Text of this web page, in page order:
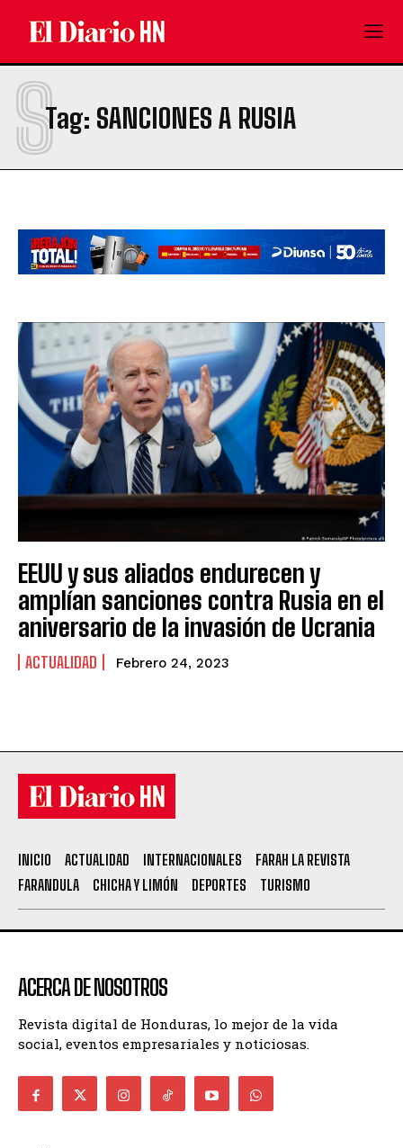
Tag: SANCIONES A RUSIA
S
EEUU y sus aliados endurecen y
amplían sanciones contra Rusia en el
aniversario de la invasión de Ucrania
ACTUALIDAD Febrero 24, 2023
INICIO ACTUALIDAD INTERNACIONALES
FARAH LA REVISTA
FARANDULA
CHICHA Y LIMÓN DEPORTES TURISMO
ACERCA DE NOSOTROS
Revista digital de Honduras, lo mejor de la vida
social, eventos empresariales y noticiosas.